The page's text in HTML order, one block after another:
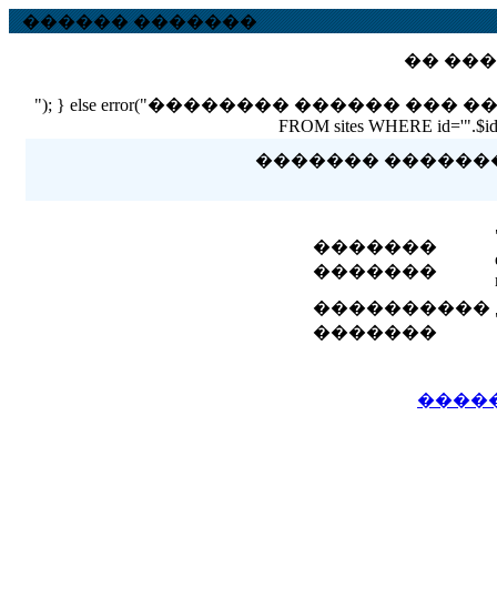
������ �������
��
"); } else error("�������� ������ ��� ������
FROM sites WHERE
�������
�������
�������
����������
�������